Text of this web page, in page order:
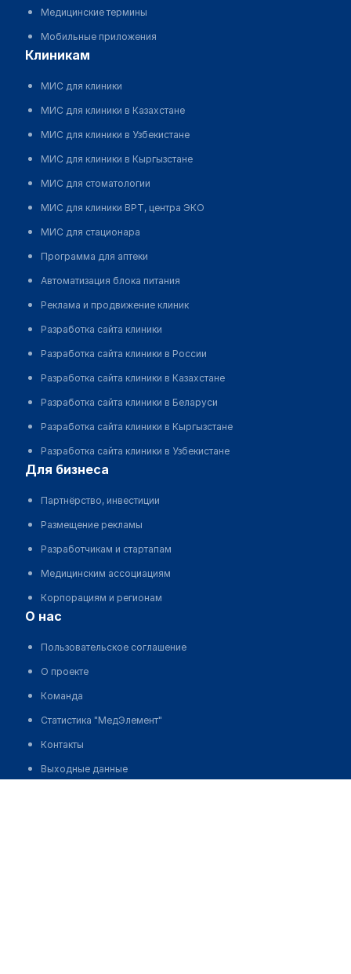
Медицинские термины
Мобильные приложения
клиникам
МИС для клиники
МИС для клиники в Казахстане
МИС для клиники в Узбекистане
МИС для клиники в Кыргызстане
МИС для стоматологии
МИС для клиники ВРТ, центра ЭКО
МИС для стационара
Программа для аптеки
Автоматизация блока питания
Реклама и продвижение клиник
Разработка сайта клиники
Разработка сайта клиники в России
Разработка сайта клиники в Казахстане
Разработка сайта клиники в Беларуси
Разработка сайта клиники в Кыргызстане
Разработка сайта клиники в Узбекистане
для бизнеса
Партнёрство, инвестиции
Размещение рекламы
Разработчикам и стартапам
Медицинским ассоциациям
Корпорациям и регионам
о нас
Пользовательское соглашение
О проекте
Команда
Статистика "МедЭлемент"
Контакты
Выходные данные